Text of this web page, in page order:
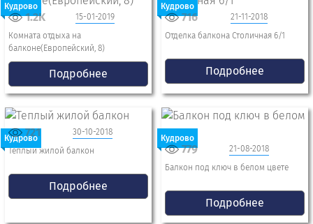
Кудрово
15-01-2019
1.2K
Комната отдыха на
балконе(Европейский, 8)
Подробнее
Кудрово
21-11-2018
716
Отделка балкона Столичная 6/1
Подробнее
Кудрово
30-10-2018
721
Теплый жилой балкон
Подробнее
Кудрово
21-08-2018
779
Балкон под ключ в белом цвете
Подробнее